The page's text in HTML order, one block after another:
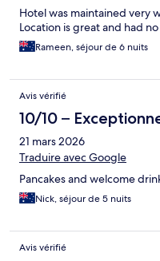
Hotel was maintained very
Location is great and had
Rameen, séjour de 6 nuits
Avis vérifié
10/10 –
21 mars 2026
Traduire avec Google
Pancakes and welcome
Nick, séjour de 5 nuits
Avis vérifié